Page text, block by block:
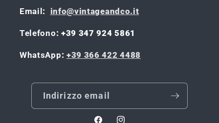
Email : info@vintageandco.it
Telefono: +39 347 924 5861
WhatsApp: +39 366 422 4488
Indirizzo email